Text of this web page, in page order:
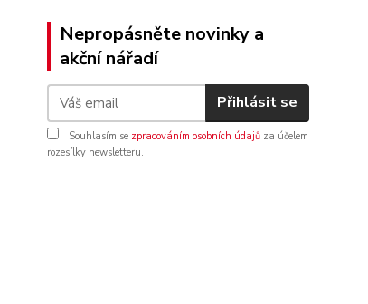
Nepropásněte novinky a
akční nářadí
Přihlásit se
Souhlasím se zpracováním osobních údajů za účelem
rozesílky newsletteru.